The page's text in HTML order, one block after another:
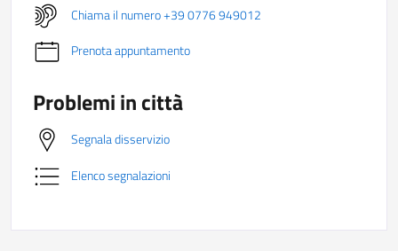
Chiama il numero +39 0776 949012
Prenota appuntamento
Problemi in città
Segnala disservizio
Elenco segnalazioni